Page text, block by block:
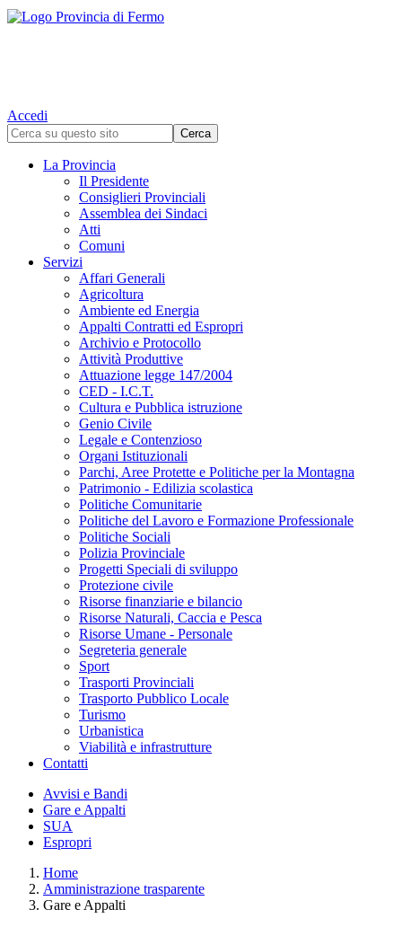
Accedi
La Provincia
Il Presidente
Consiglieri Provinciali
Assemblea dei Sindaci
Atti
Comuni
Servizi
Affari Generali
Agricoltura
Ambiente ed Energia
Appalti Contratti ed Espropri
Archivio e Protocollo
Attività Produttive
Attuazione legge 147/2004
CED - I.C.T.
Cultura e Pubblica istruzione
Genio Civile
Legale e Contenzioso
Organi Istituzionali
Parchi, Aree Protette e Politiche per la Montagna
Patrimonio - Edilizia scolastica
Politiche Comunitarie
Politiche del Lavoro e Formazione Professionale
Politiche Sociali
Polizia Provinciale
Progetti Speciali di sviluppo
Protezione civile
Risorse finanziarie e bilancio
Risorse Naturali, Caccia e Pesca
Risorse Umane - Personale
Segreteria generale
Sport
Trasporti Provinciali
Trasporto Pubblico Locale
Turismo
Urbanistica
Viabilità e infrastrutture
Contatti
Avvisi e Bandi
Gare e Appalti
SUA
Espropri
Home
Amministrazione trasparente
Gare e Appalti